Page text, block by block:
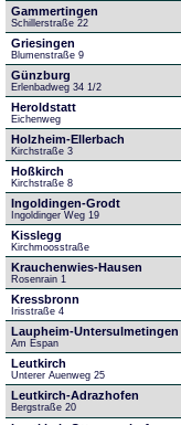
Gammertingen
Schillerstraße 22
Griesingen
Blumenstraße 9
Günzburg
Erlenbadweg 34 1/2
Heroldstatt
Eichenweg
Holzheim-Ellerbach
Kirchstraße 3
Hoßkirch
Kirchstraße 8
Ingoldingen-Grodt
Ingoldinger Weg 19
Kisslegg
Kirchmoosstraße
Krauchenwies-Hausen
Rosenrain 1
Kressbronn
Irisstraße 4
Laupheim-Untersulmetingen
Am Espan
Leutkirch
Unterer Auenweg 25
Leutkirch-Adrazhofen
Bergstraße 20